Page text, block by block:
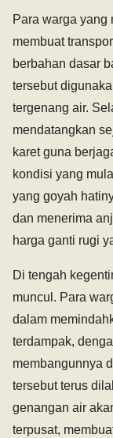
Para warga yang
membuat
berbahan dasar
tersebut
tergenang air.
mendatangkan
karet guna
kondisi yang
yang goyah
dan menerima
harga ganti rugi
Di tengah
muncul. Para
dalam
terdampak,
membangunnya
tersebut terus
genangan air
terpusat,